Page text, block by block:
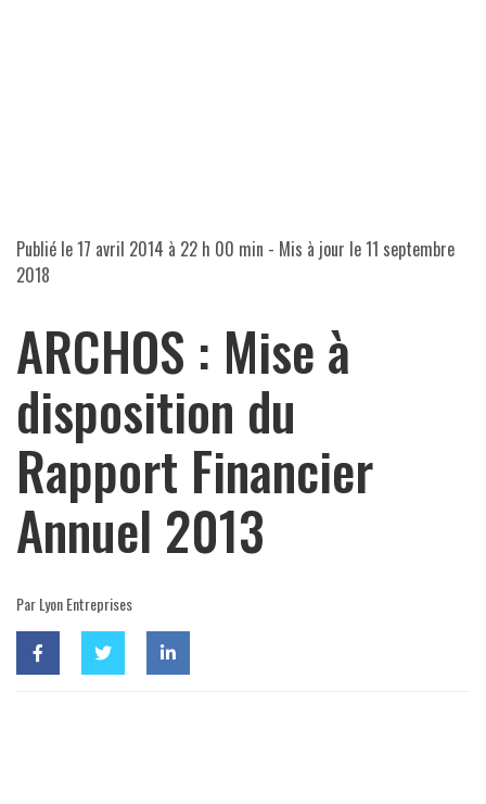
Publié le17 avril 2014 à 22 h 00 min - Mis à jour le11 septembre
2018
ARCHOS : Mise à
disposition du
Rapport Financier
Annuel 2013
Par Lyon Entreprises